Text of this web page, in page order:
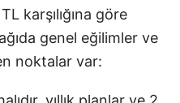
karşılığına göre
genel eğilimler ve
noktalar var: